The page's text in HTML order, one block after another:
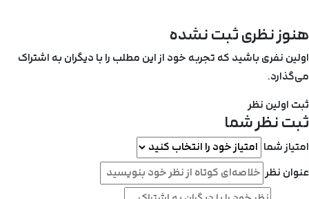
هنوز نظری ثبت نشده
اولین نفری باشید که تجربه خود از این مطلب را با دیگران به اشتراک
می‌گذارد.
ثبت اولین نظر
ثبت نظر شما
امتیاز شما
عنوان نظر